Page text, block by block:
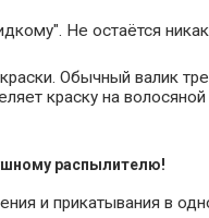
Не остаётся
Обычный валик
краску на
распылителю!
и прикатывания в